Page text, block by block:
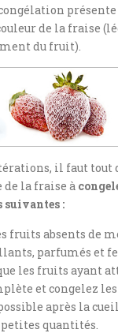
de la fraise
du fruit).
il faut tout
la fraise à
suivantes :
fruits absents de
parfumés et
les fruits ayant
et congelez
après la
quantités.